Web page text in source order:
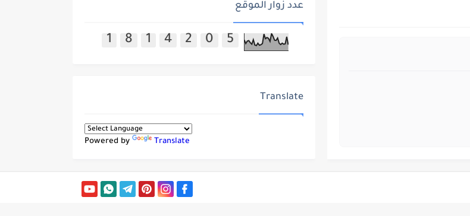
عدد زوار الموقع
1 8 1 4 2 0 5
Translate
Powered by Translate